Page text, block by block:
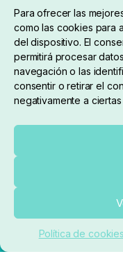
Para ofrecer las
como las cookies para
del dispositivo. El
permitirá procesar
navegación o las
consentir o retirar el
negativamente a
Política de cookies
910 824 923
Lunes a Viernes
20:00
Paseo de